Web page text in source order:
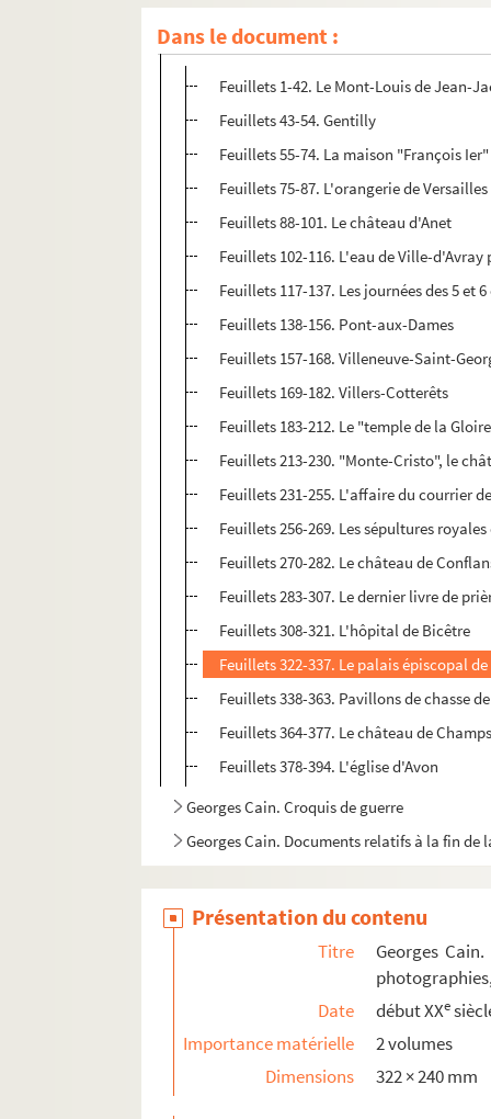
Dans le document :
4-MS-1202. Volume 1
4-MS-1203. Volume 2
Feuillets 1-42. Le Mont-Louis de Jean-
Feuillets 43-54. Gentilly
Feuillets 55-74. La maison "François
Feuillets 75-87. L'orangerie de Versailles
Feuillets 88-101. Le château d'Anet
Feuillets 102-116. L'eau de Ville-
Feuillets 117-137. Les journées des 5 et
Feuillets 138-156. Pont-aux-Dames
Feuillets 157-168. Villeneuve-Saint-
Feuillets 169-182. Villers-Cotterêts
Feuillets 183-212. Le "temple de la
Feuillets 213-230. "Monte-Cristo", le
Feuillets 231-255. L'affaire du courrier
Feuillets 256-269. Les sépultures
Feuillets 270-282. Le château de
Feuillets 283-307. Le dernier livre de
Feuillets 308-321. L'hôpital de Bicêtre
Feuillets 322-337. Le palais épiscopal
Feuillets 338-363. Pavillons de chasse
Feuillets 364-377. Le château de
Feuillets 378-394. L'église d'Avon
Georges Cain. Croquis de guerre
Georges Cain. Documents relatifs à la fin de
Présentation du contenu
Titre
Georges
Date
début XXe
Importance matérielle
2 volumes
Dimensions
322 × 240 mm